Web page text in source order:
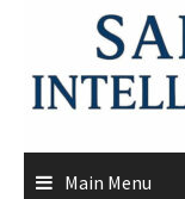
content
Main Menu